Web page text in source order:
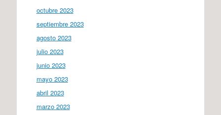
octubre 2023
septiembre 2023
agosto 2023
julio 2023
junio 2023
mayo 2023
abril 2023
marzo 2023